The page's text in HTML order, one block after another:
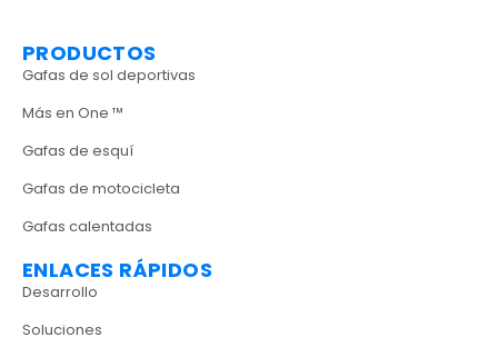
PRODUCTOS
Gafas de sol deportivas
Más en One ™
Gafas de esquí
Gafas de motocicleta
Gafas calentadas
ENLACES RÁPIDOS
Desarrollo
Soluciones